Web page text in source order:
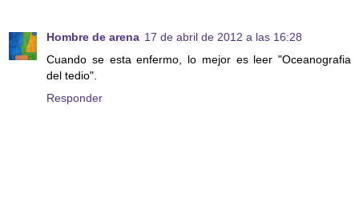
Hombre de arena 17 de abril de 2012 a las 16:28
Cuando se esta enfermo, lo mejor es leer "Oceanografia
del tedio".
Responder